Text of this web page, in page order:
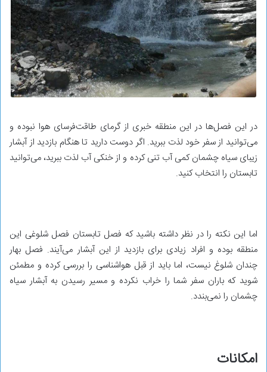
در این فصل‌ها در این منطقه خبری از گرمای طاقت‌فرسای هوا نبوده و
می‌توانید از سفر خود لذت ببرید. اگر دوست دارید تا هنگام بازدید از آبشار
زیبای سیاه چشمان کمی آب تنی کرده و از خنکی آب لذت ببرید، می‌توانید
تابستان را انتخاب کنید.
اما این نکته را در نظر داشته باشید که فصل تابستان فصل شلوغی این
منطقه بوده و افراد زیادی برای بازدید از این آبشار می‌آیند. فصل بهار
چندان شلوغ نیست، اما باید از قبل هواشناسی را بررسی کرده و مطمئن
شوید که باران سفر شما را خراب نکرده و مسیر رسیدن به آبشار سیاه
چشمان را نمی‌بندد.
امکانات